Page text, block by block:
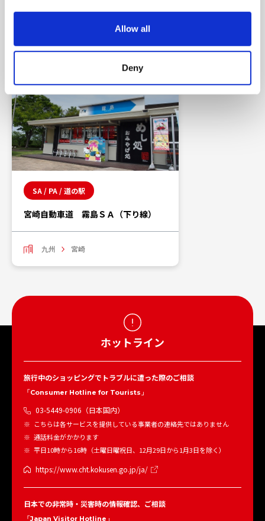
Allow all
Deny
SA / PA / 道の駅
宮崎自動車道 霧島ＳＡ（下り線）
九州 宮崎
ホットライン
旅行中のショッピングでトラブルに遭った際のご相談
「Consumer Hotline for Tourists」
03-5449-0906（日本国内）
こちらは各サービスを提供している事業者の連絡先ではありません
通話料金がかかります
平日10時から16時（土曜日曜祝日、12月29日から1月3日を除く）
https://www.cht.kokusen.go.jp/ja/
日本での非常時・災害時の情報確認、ご相談
「Japan Visitor Hotline」